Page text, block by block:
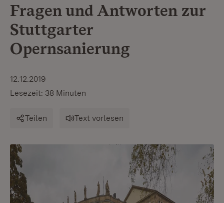
Fragen und Antworten zur
Stuttgarter
Opernsanierung
12.12.2019
Lesezeit: 38 Minuten
Teilen Text vorlesen